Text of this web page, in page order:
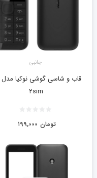
جانبی
۲sim
۱۹۹,۰۰۰ تومان